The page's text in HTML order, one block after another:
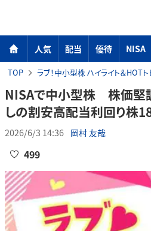
人気 配当 優待 NISA
TOP ラブ！中小型株 ハイライト＆HOTト
NISAで中小型株 株価堅
しの割安高配当利回り株
2026/6/3 14:36 岡村 友哉
499